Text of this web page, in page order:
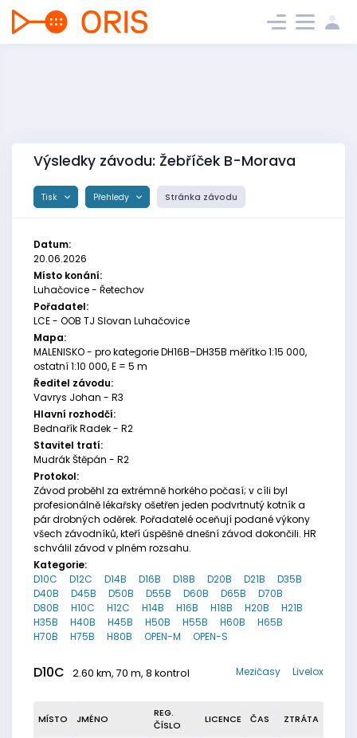
Výsledky závodu: Žebříček B-Morava
Tisk Přehledy Stránka závodu
Datum:
20.06.2026
Místo konání:
Luhačovice - Řetechov
Pořadatel:
LCE - OOB TJ Slovan Luhačovice
Mapa:
MALENISKO - pro kategorie DH16B–DH35B měřítko 1:15 000,
ostatní 1:10 000, E = 5 m
Ředitel závodu:
Vavrys Johan - R3
Hlavní rozhodčí:
Bednařík Radek - R2
Stavitel tratí:
Mudrák Štěpán - R2
Protokol:
Závod proběhl za extrémně horkého počasí; v cíli byl
profesionálně lékařsky ošetřen jeden podvrtnutý kotník a
pár drobných oděrek. Pořadatelé oceňují podané výkony
všech závodníků, kteří úspěšně dnešní závod dokončili. HR
schválil závod v plném rozsahu.
Kategorie:
D10C
D12C D14B D16B D18B D20B D21B
D35B
D40B
D45B D50B D55B D60B D65B
D70B
D80B
H10C H12C H14B H16B H18B H20B
H21B
H35B
H40B H45B H50B H55B H60B
H65B
H70B
H75B H80B OPEN-M OPEN-S
D10C 2.60 km, 70 m, 8 kontrol Livelox
Mezičasy
MÍSTO JMÉNO
REG.
ČÍSLO
LICENCE ČAS ZTRÁTA